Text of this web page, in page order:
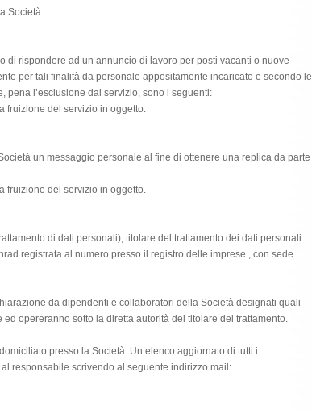
Società.
di rispondere ad un annuncio di lavoro per posti vacanti o nuove
per tali finalità da personale appositamente incaricato e secondo le
pena l’esclusione dal servizio, sono i seguenti:
fruizione del servizio in oggetto.
un messaggio personale al fine di ottenere una replica da parte
fruizione del servizio in oggetto.
di dati personali), titolare del trattamento dei dati personali
registrata al numero presso il registro delle imprese , con sede
da dipendenti e collaboratori della Società designati quali
opereranno sotto la diretta autorità del titolare del trattamento.
presso la Società. Un elenco aggiornato di tutti i
responsabile scrivendo al seguente indirizzo mail: